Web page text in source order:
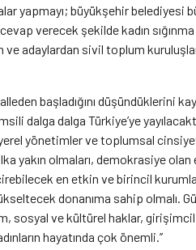
yapmayı; büyükşehir belediyesi
verecek şekilde kadın
ve adaylardan sivil toplum
başladığını düşündüklerini
dalga dalga Türkiye’ye
yerel yönetimler ve toplumsal
yakın olmaları, demokrasiye olan
en etkin ve birincil
donanıma sahip olmalı.
sosyal ve kültürel haklar,
hayatında çok önemli.’’